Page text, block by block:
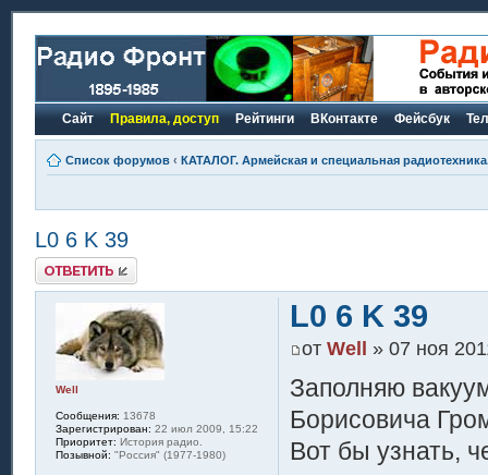
Сайт Правила, доступ Рейтинги ВКонтакте Фейсбук
Список форумов ‹ КАТАЛОГ. Армейская и специальная
L0 6 K 39
Ответить
L0 6 K 39
от Well » 07 ноя
Заполняю
Борисовича
Вот бы узнать,
Well
Сообщения: 13678
Зарегистрирован: 22 июл 2009, 15:22
Приоритет: История радио.
Позывной: "Россия" (1977-1980)